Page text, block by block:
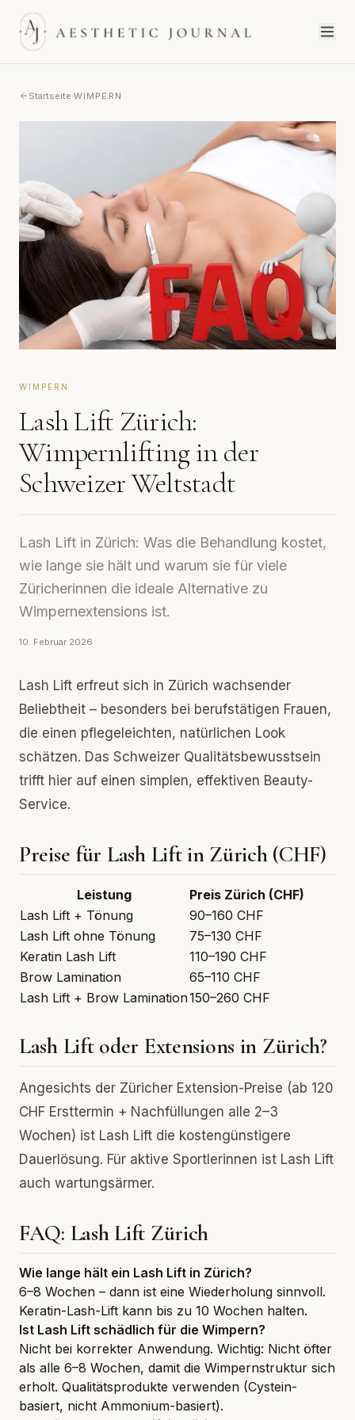
Startseite·WIMPERN
WIMPERN
Lash Lift Zürich:
Wimpernlifting in der
Schweizer Weltstadt
Lash Lift in Zürich: Was die Behandlung kostet,
wie lange sie hält und warum sie für viele
Züricherinnen die ideale Alternative zu
Wimpernextensions ist.
10. Februar 2026
Lash Lift erfreut sich in Zürich wachsender
Beliebtheit – besonders bei berufstätigen Frauen,
die einen pflegeleichten, natürlichen Look
schätzen. Das Schweizer Qualitätsbewusstsein
trifft hier auf einen simplen, effektiven Beauty-
Service.
Preise für Lash Lift in Zürich (CHF)
Leistung
Preis Zürich (CHF)
Lash Lift + Tönung
90–160 CHF
Lash Lift ohne Tönung
75–130 CHF
Keratin Lash Lift
110–190 CHF
Brow Lamination
65–110 CHF
Lash Lift + Brow Lamination150–260 CHF
Lash Lift oder Extensions in Zürich?
Angesichts der Züricher Extension-Preise (ab 120
CHF Ersttermin + Nachfüllungen alle 2–3
Wochen) ist Lash Lift die kostengünstigere
Dauerlösung. Für aktive Sportlerinnen ist Lash Lift
auch wartungsärmer.
FAQ: Lash Lift Zürich
Wie lange hält ein Lash Lift in Zürich?
6–8 Wochen – dann ist eine Wiederholung sinnvoll.
Keratin-Lash-Lift kann bis zu 10 Wochen halten.
Ist Lash Lift schädlich für die Wimpern?
Nicht bei korrekter Anwendung. Wichtig: Nicht öfter
als alle 6–8 Wochen, damit die Wimpernstruktur sich
erholt. Qualitätsprodukte verwenden (Cystein-
basiert, nicht Ammonium-basiert).